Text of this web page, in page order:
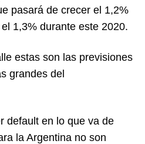
pasará de crecer el 1,2%
1,3% durante este 2020.
estas son las previsiones
grandes del
default en lo que va de
la Argentina no son